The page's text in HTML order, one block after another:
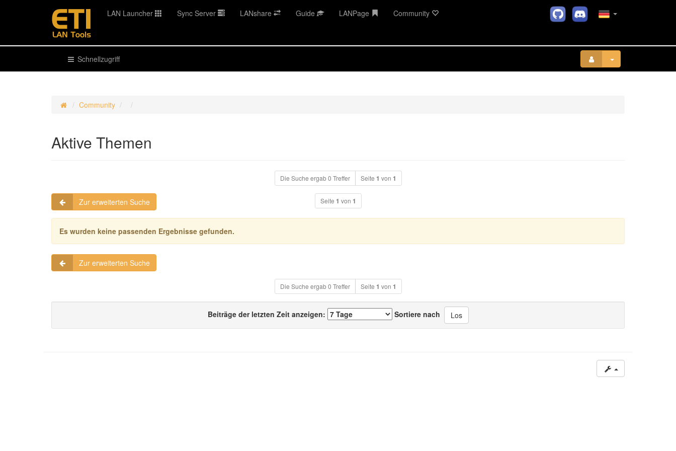
LAN Launcher Sync Server LANshare Guide LANPage Community
Schnellzugriff
Community
Aktive Themen
Die Suche ergab 0 Treffer Seite 1 von 1
Zur erweiterten Suche Seite 1 von 1
Es wurden keine passenden Ergebnisse gefunden.
Zur erweiterten Suche
Die Suche ergab 0 Treffer Seite 1 von 1
Beiträge der letzten Zeit anzeigen: Sortiere nach